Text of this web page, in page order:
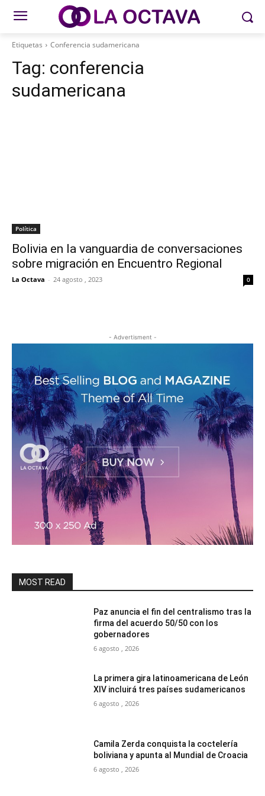
Etiquetas Conferencia sudamericana
Tag: conferencia
sudamericana
Política
Bolivia en la vanguardia de conversaciones
sobre migración en Encuentro Regional
La Octava - 24 agosto , 2023 0
- Advertisment -
MOST READ
Paz anuncia el fin del centralismo tras la
firma del acuerdo 50/50 con los
gobernadores
6 agosto , 2026
La primera gira latinoamericana de León
XIV incluirá tres países sudamericanos
6 agosto , 2026
Camila Zerda conquista la coctelería
boliviana y apunta al Mundial de Croacia
6 agosto , 2026